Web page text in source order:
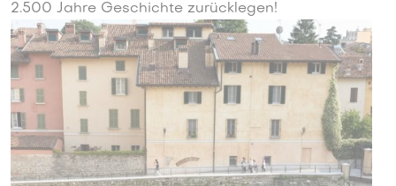
2.500 Jahre Geschichte zurücklegen!